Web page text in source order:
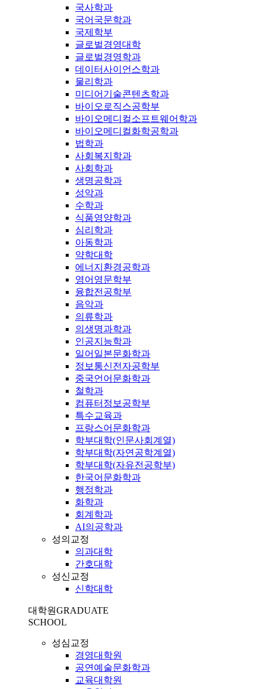
국사학과
국어국문학과
국제학부
글로벌경영대학
글로벌경영학과
데이터사이언스학과
물리학과
미디어기술콘텐츠학과
바이오로직스공학부
바이오메디컬소프트웨어학과
바이오메디컬화학공학과
법학과
사회복지학과
사회학과
생명공학과
성악과
수학과
식품영양학과
심리학과
아동학과
약학대학
에너지환경공학과
영어영문학부
융합전공학부
음악과
의류학과
의생명과학과
인공지능학과
일어일본문화학과
정보통신전자공학부
중국언어문화학과
철학과
컴퓨터정보공학부
특수교육과
프랑스어문화학과
학부대학(인문사회계열)
학부대학(자연공학계열)
학부대학(자유전공학부)
한국어문화학과
행정학과
화학과
회계학과
AI의공학과
성의교정
의과대학
간호대학
성신교정
신학대학
대학원GRADUATE
SCHOOL
성심교정
경영대학원
공연예술문화학과
교육대학원